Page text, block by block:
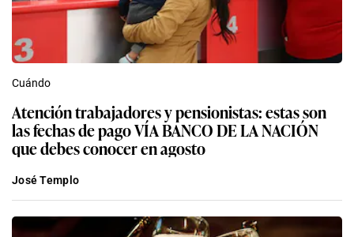
Cuándo
Atención trabajadores y pensionistas: estas son
las fechas de pago VÍA BANCO DE LA NACIÓN
que debes conocer en agosto
José Templo